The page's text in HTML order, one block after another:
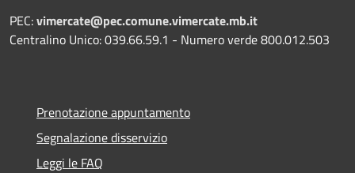
PEC:vimercate@pec.comune.vimercate.mb.it
Centralino Unico: 039.66.59.1 - Numero verde 800.012.503
Prenotazione appuntamento
Segnalazione disservizio
Leggi le FAQ